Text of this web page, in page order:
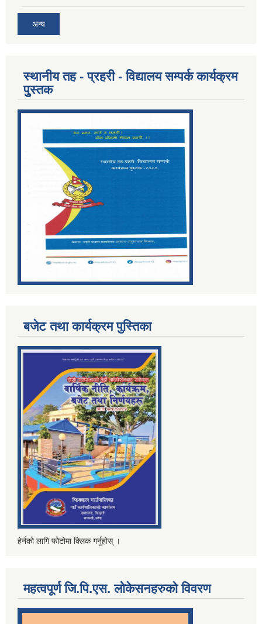
अन्य
स्थानीय तह - प्रहरी - विद्यालय सम्पर्क कार्यक्रम
पुुस्तक
बजेट तथा कार्यक्रम पुस्तिका
हेर्नको लागि फोटोमा क्लिक गर्नुहोस् ।
महत्वपूर्ण जि.पि.एस. लोकेसनहरुको विवरण